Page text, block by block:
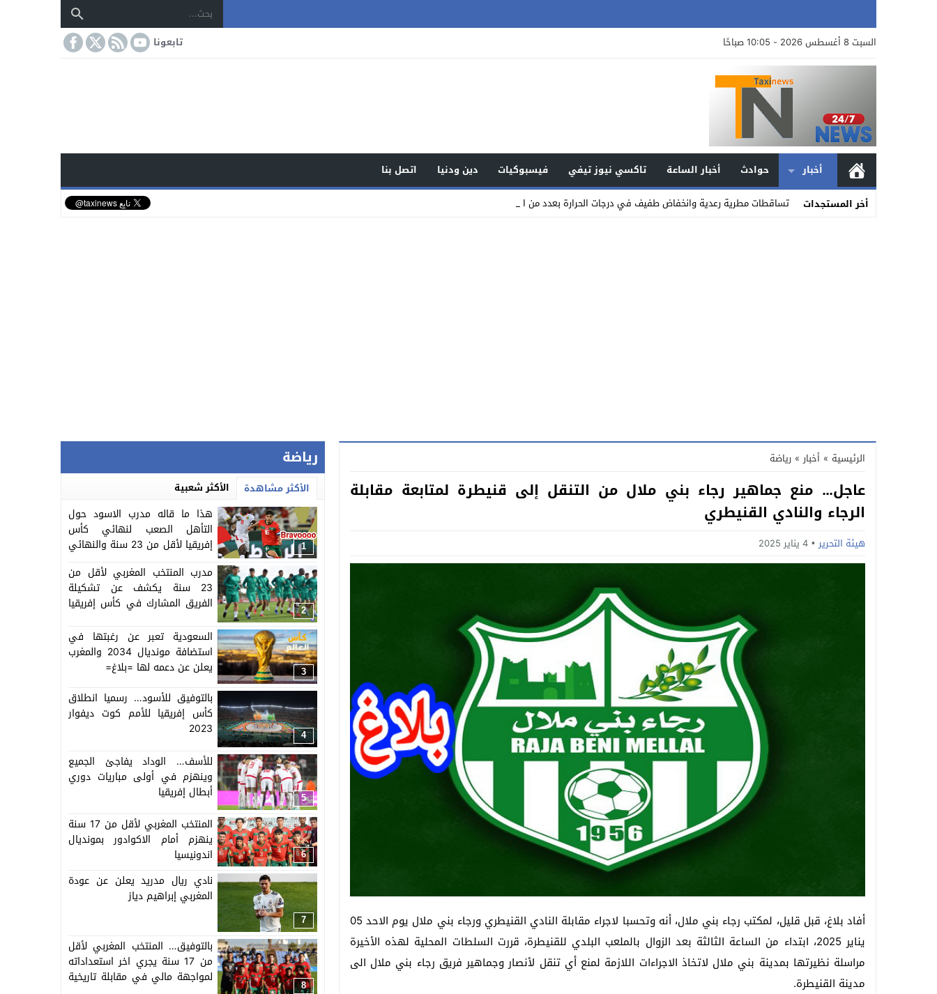
السبت 8 أغسطس 2026 - 10:05 صباحًا تابعونا
أخبار حوادث أخبار الساعة تاكسي نيوز تيفي فيسبوكيات دين ودنيا
اتصل بنا
أخر المستجدات
تساقطات مطرية رعدية وانخفاض طفيف في درجات الحرارة بعدد من المناطق وهذه م_
الرئيسية » أخبار » رياضة
عاجل… منع جماهير رجاء بني ملال من التنقل إلى قنيطرة لمتابعة مقابلة
الرجاء والنادي القنيطري
هيئة التحرير 4 يناير 2025
أفاد بلاغ، قبل قليل، لمكتب رجاء بني ملال، أنه وتحسبا لاجراء مقابلة النادي القنيطري ورجاء بني ملال يوم الاحد 05
يناير 2025، ابتداء من الساعة الثالثة بعد الزوال بالملعب البلدي للقنيطرة، قررت السلطات المحلية لهذه الأخيرة
مراسلة نظيرتها بمدينة بني ملال لاتخاذ الاجراءات اللازمة لمنع أي تنقل لأنصار وجماهير فريق رجاء بني ملال الى
مدينة القنيطرة.
رياضة
الأكثر مشاهدة الأكثر شعبية
1
هذا ما قاله مدرب الاسود حول
التأهل الصعب لنهائي كأس
إفريقيا لأقل من 23 سنة والنهائي
2
مدرب المنتخب المغربي لأقل من
23 سنة يكشف عن تشكيلة
الفريق المشارك في كأس إفريقيا
3
السعودية تعبر عن رغبتها في
استضافة مونديال 2034 والمغرب
يعلن عن دعمه لها =بلاغ=
4
بالتوفيق للأسود… رسميا انطلاق
كأس إفريقيا للأمم كوت ديفوار
2023
5
للأسف… الوداد يفاجئ الجميع
وينهزم في أولى مباريات دوري
أبطال إفريقيا
6
المنتخب المغربي لأقل من 17 سنة
ينهزم أمام الاكوادور بمونديال
اندونيسيا
7
نادي ريال مدريد يعلن عن عودة
المغربي إبراهيم دياز
8
بالتوفيق… المنتخب المغربي لأقل
من 17 سنة يجري اخر استعداداته
لمواجهة مالي في مقابلة تاريخية